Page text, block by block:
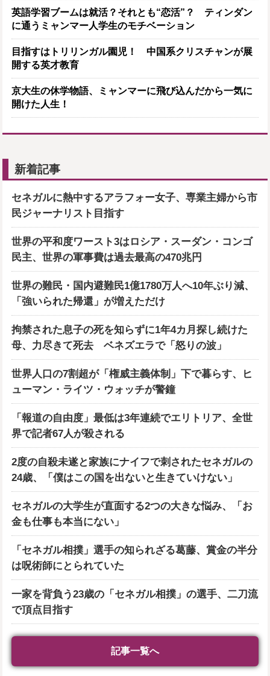
英語学習ブームは就活？それとも“恋活”？ ティンダン
に通うミャンマー人学生のモチベーション
目指すはトリリンガル園児！ 中国系クリスチャンが展
開する英才教育
京大生の休学物語、ミャンマーに飛び込んだから一気に
開けた人生！
新着記事
セネガルに熱中するアラフォー女子、専業主婦から市
民ジャーナリスト目指す
世界の平和度ワースト3はロシア・スーダン・コンゴ
民主、世界の軍事費は過去最高の470兆円
世界の難民・国内避難民1億1780万人へ10年ぶり減、
「強いられた帰還」が増えただけ
拘禁された息子の死を知らずに1年4カ月探し続けた
母、力尽きて死去 ベネズエラで「怒りの波」
世界人口の7割超が「権威主義体制」下で暮らす、ヒ
ューマン・ライツ・ウォッチが警鐘
「報道の自由度」最低は3年連続でエリトリア、全世
界で記者67人が殺される
2度の自殺未遂と家族にナイフで刺されたセネガルの
24歳、「僕はこの国を出ないと生きていけない」
セネガルの大学生が直面する2つの大きな悩み、「お
金も仕事も本当にない」
「セネガル相撲」選手の知られざる葛藤、賞金の半分
は呪術師にとられていた
一家を背負う23歳の「セネガル相撲」の選手、二刀流
で頂点目指す
記事一覧へ